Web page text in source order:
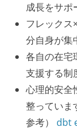
成長をサポ
フレックス
分自身が集
各自の在宅
支援する制
心理的安全
整っていま
参考） dbt